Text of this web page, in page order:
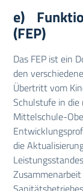
e)
(FEP)
Das FEP ist ein
den
Übertritt vom
Schulstufe in
Mittelschule-
die